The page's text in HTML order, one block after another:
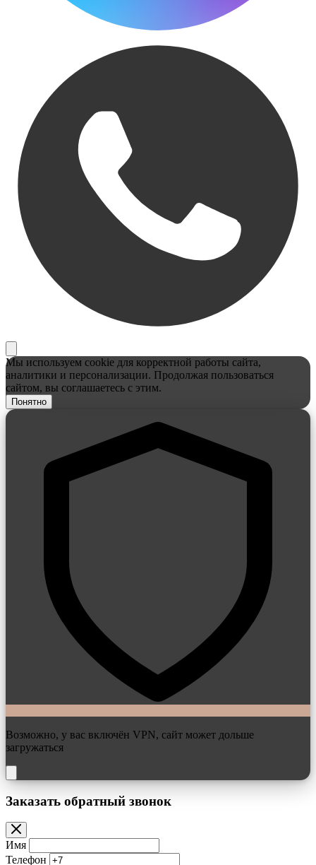
Мы используем cookie для корректной работы сайта,
аналитики и персонализации. Продолжая пользоваться
сайтом, вы соглашаетесь с этим.
Понятно
Возможно, у вас включён VPN, сайт может дольше
загружаться
Заказать обратный звонок
Имя
Телефон